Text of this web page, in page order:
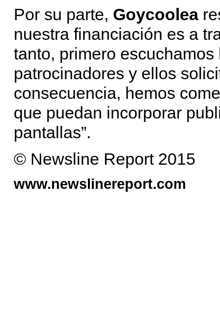
Por su parte, Goycoolea
nuestra financiación es a
tanto, primero
patrocinadores y ellos
consecuencia, hemos
que puedan incorporar
pantallas”.
© Newsline Report 2015
www.newslinereport.com